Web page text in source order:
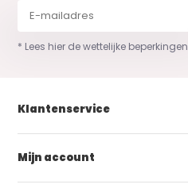
* Lees hier de wettelijke beperkingen
Klantenservice
Mijn account